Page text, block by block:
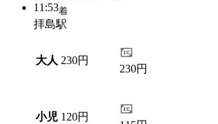
11:53着
拝島駅
大人 230円
230円
小児 120円